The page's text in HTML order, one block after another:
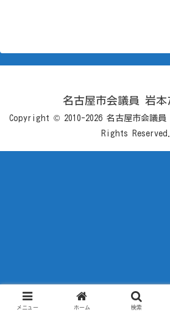
名古屋市会議員 岩本
Copyright © 2010-2026 名古屋市会議員
Rights Reserved.
メニュー ホーム 検索